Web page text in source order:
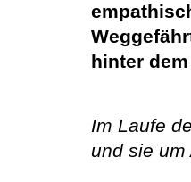
hinter
Im Laufe
und sie um